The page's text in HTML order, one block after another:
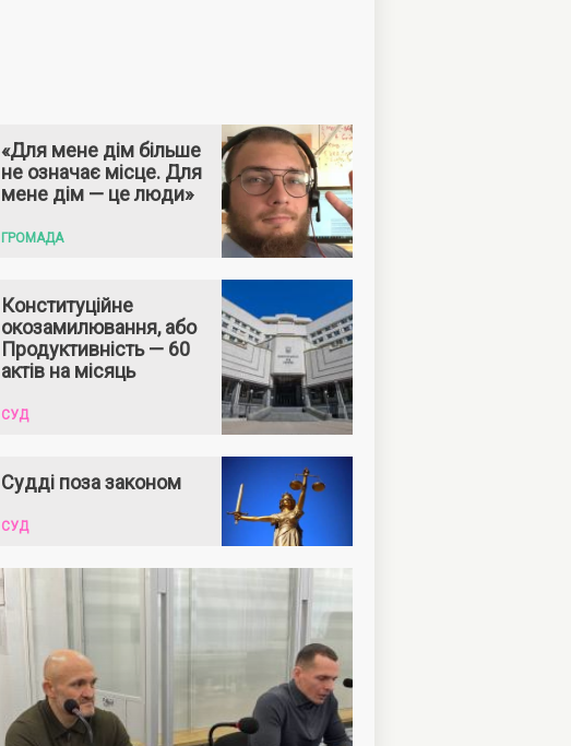
«Для мене дім більше
не означає місце. Для
мене дім — це люди»
ГРОМАДА
Конституційне
окозамилювання, або
Продуктивність — 60
актів на місяць
СУД
Судді поза законом
СУД